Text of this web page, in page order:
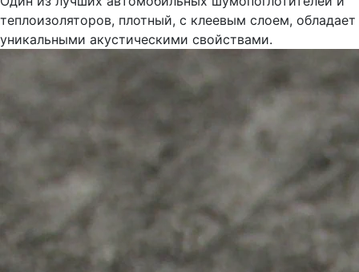
теплоизоляторов, плотный, с клеевым слоем, обладает
уникальными акустическими свойствами.